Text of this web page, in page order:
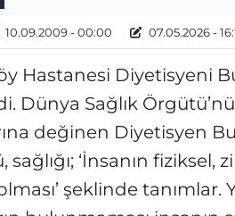
10.09.2009 - 00:00 07.05.2026 -
Hastanesi Diyetisyeni
Dünya Sağlık
değinen Diyetisyen
sağlığı; ‘İnsanın
şeklinde tanımlar.